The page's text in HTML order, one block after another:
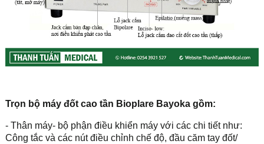
Trọn bộ máy đốt cao tần Bioplare Bayoka gồm:
- Thân máy- bộ phận điều khiển máy với các chi tiết như:
Công tắc và các nút điều chỉnh chế độ, đầu căm tay đốt/